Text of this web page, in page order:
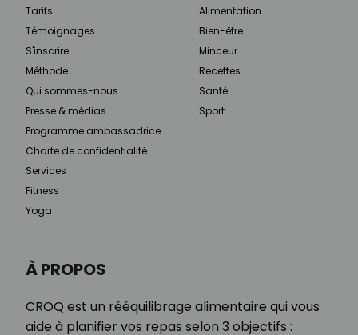
À PROPOS
CROQ est un rééquilibrage alimentaire qui vous
aide à planifier vos repas selon 3 objectifs :
Tarifs
Témoignages
S'inscrire
Méthode
Qui sommes-nous
Presse & médias
Programme ambassadrice
Charte de confidentialité
Services
Fitness
Yoga
Alimentation
Bien-être
Minceur
Recettes
Santé
Sport